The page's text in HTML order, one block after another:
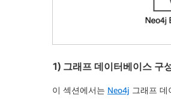
1) 그래프 데이터베이스 구
이 섹션에서는 Neo4j 그래프